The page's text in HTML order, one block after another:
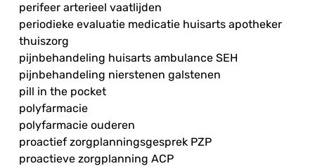
perifeer arterieel vaatlijden
periodieke evaluatie medicatie huisarts apotheker
thuiszorg
pijnbehandeling huisarts ambulance SEH
pijnbehandeling nierstenen galstenen
pill in the pocket
polyfarmacie
polyfarmacie ouderen
proactief zorgplanningsgesprek PZP
proactieve zorgplanning ACP